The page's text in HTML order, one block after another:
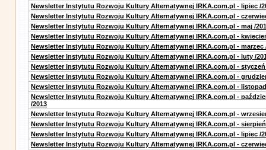
Newsletter Instytutu Rozwoju Kultury Alternatywnej IRKA.com.pl - lipiec /
Newsletter Instytutu Rozwoju Kultury Alternatywnej IRKA.com.pl -
Newsletter Instytutu Rozwoju Kultury Alternatywnej IRKA.com.pl - maj /
Newsletter Instytutu Rozwoju Kultury Alternatywnej IRKA.com.pl -
Newsletter Instytutu Rozwoju Kultury Alternatywnej IRKA.com.pl - marzec
Newsletter Instytutu Rozwoju Kultury Alternatywnej IRKA.com.pl - luty /
Newsletter Instytutu Rozwoju Kultury Alternatywnej IRKA.com.pl - styczeń
Newsletter Instytutu Rozwoju Kultury Alternatywnej IRKA.com.pl -
Newsletter Instytutu Rozwoju Kultury Alternatywnej IRKA.com.pl - listopad
Newsletter Instytutu Rozwoju Kultury Alternatywnej IRKA.com.pl -
/2013
Newsletter Instytutu Rozwoju Kultury Alternatywnej IRKA.com.pl -
Newsletter Instytutu Rozwoju Kultury Alternatywnej IRKA.com.pl - sierpień
Newsletter Instytutu Rozwoju Kultury Alternatywnej IRKA.com.pl - lipiec /
Newsletter Instytutu Rozwoju Kultury Alternatywnej IRKA.com.pl -